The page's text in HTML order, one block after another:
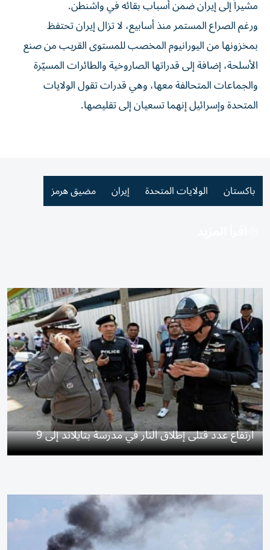
مشيراً إلى إيران ضمن ​أسباب بقائه في واشنطن.
ورغم الصراع المستمر منذ أسابيع، لا تزال إيران تحتفظ
بمخزونها من اليورانيوم المخصب للمستوى القريب من صنع
الأسلحة، إضافة إلى قدراتها الصاروخية والطائرات المسيّرة
والجماعات المتحالفة معها، وهي قدرات تقول الولايات
المتحدة ⁠وإسرائيل إنهما تسعيان إلى تقليصها.
باكستان الولايات المتحدة إيران مضيق هرمز
ارتفاع عدد قتلى إطلاق النار في مدرسة بتايلاند إلى 9